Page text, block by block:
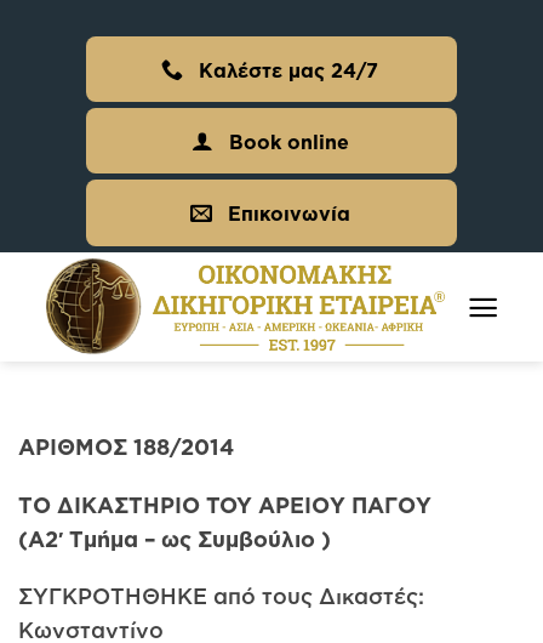
Καλέστε μας 24/7
Book online
Επικοινωνία
ΑΡΙΘΜΟΣ 188/2014
ΤΟ ΔΙΚΑΣΤΗΡΙΟ TOY ΑΡΕΙΟΥ ΠΑΓΟΥ
(Α2′ Τμήμα – ως Συμβούλιο )
ΣΥΓΚΡΟΤΗΘΗΚΕ από τους Δικαστές:
Κωνσταντίνο